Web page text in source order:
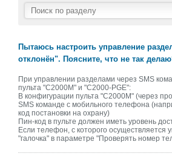
Пытаюсь настроить управление
отклонён". Поясните, что не так
При управлении разделами через SMS
пульта "С2000М" и "С2000-PGE":
В конфигурации пульта "С2000М" (через
SMS команде с мобильного телефона
код постановки на охрану)
Пин-код в пульте должен иметь уровень
Если телефон, с которого
"галочка" в параметре "Проверять номер